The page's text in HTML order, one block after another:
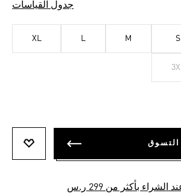
جدول القياسات
S
M
L
XL
بأكثر من 299 ر.س